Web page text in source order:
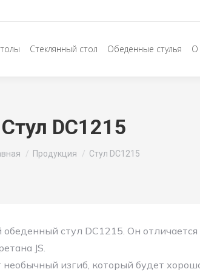
Стеклянный стол Обеденные стулья О
Стул DC1215
здесь:Продукция Стул DC1215
стул DC1215. Он отличается
JS.
изгиб, который будет